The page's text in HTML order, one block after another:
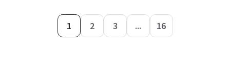
1 2 3 ... 16